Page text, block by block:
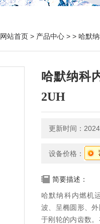
网站首页 > 产品中心 > > 哈默
哈默纳科
2UH
更新时间：
设备价格：
简要描述：
哈默纳科内燃机
波、呈椭圆形、
于刚轮的内齿数